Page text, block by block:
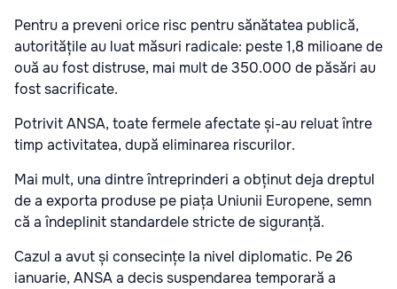
Pentru a preveni orice risc pentru sănătatea publică,
autoritățile au luat măsuri radicale: peste 1,8 milioane de
ouă au fost distruse, mai mult de 350.000 de păsări au
fost sacrificate.
Potrivit ANSA, toate fermele afectate și-au reluat între
timp activitatea, după eliminarea riscurilor.
Mai mult, una dintre întreprinderi a obținut deja dreptul
de a exporta produse pe piața Uniunii Europene, semn
că a îndeplinit standardele stricte de siguranță.
Cazul a avut și consecințe la nivel diplomatic. Pe 26
ianuarie, ANSA a decis suspendarea temporară a